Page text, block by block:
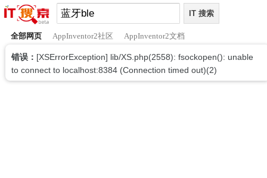
全部网页 AppInventor2社区 AppInventor2文档
错误： [XSErrorException] lib/XS.php(2558): fsockopen(): unable
to connect to localhost:8384 (Connection timed out)(2)